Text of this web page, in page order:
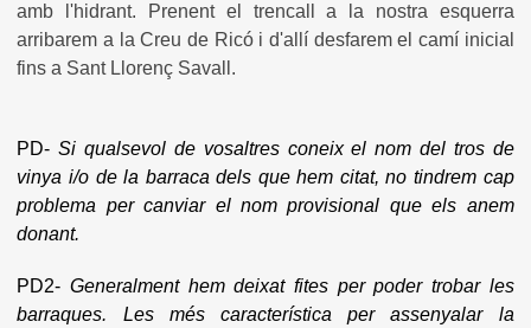
amb l'hidrant. Prenent el trencall a la nostra esquerra
arribarem a la Creu de Ricó i d'allí desfarem el camí inicial
fins a Sant Llorenç Savall.
PD- Si qualsevol de vosaltres coneix el nom del tros de
vinya i/o de la barraca dels que hem citat, no tindrem cap
problema per canviar el nom provisional que els anem
donant.
PD2-Generalment hem deixat fites per poder trobar les
barraques. Les més característica per assenyalar la